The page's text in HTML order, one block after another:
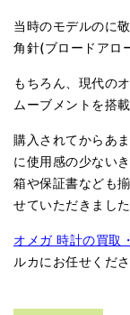
当時のモデルのに
角針(ブロードアロ
もちろん、現代の
ムーブメントを搭
購入されてからあ
に使用感の少ない
箱や保証書なども
せていただきました
オメガ 時計の買取
ルカにお任せくださ